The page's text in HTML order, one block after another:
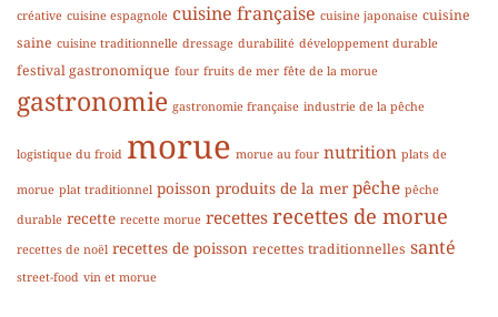
créative cuisine espagnole cuisine française cuisine japonaise cuisine
saine cuisine traditionnelle dressage durabilité développement durable
festival gastronomique four fruits de mer fête de la morue
gastronomie gastronomie française industrie de la pêche
logistique du froid morue morue au four nutrition plats de
morue plat traditionnel poisson produits de la mer pêche pêche
durable recette recette morue recettes recettes de morue
recettes de noël recettes de poisson recettes traditionnelles santé
street-food vin et morue